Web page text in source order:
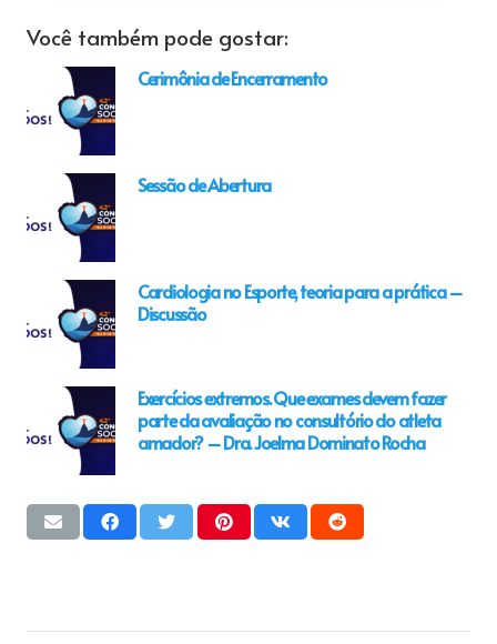
Você também pode gostar:
Cerimônia de Encerramento
Sessão de Abertura
Cardiologia no Esporte, teoria para a prática –
Discussão
Exercícios extremos. Que exames devem fazer
parte da avaliação no consultório do atleta
amador? – Dra. Joelma Dominato Rocha